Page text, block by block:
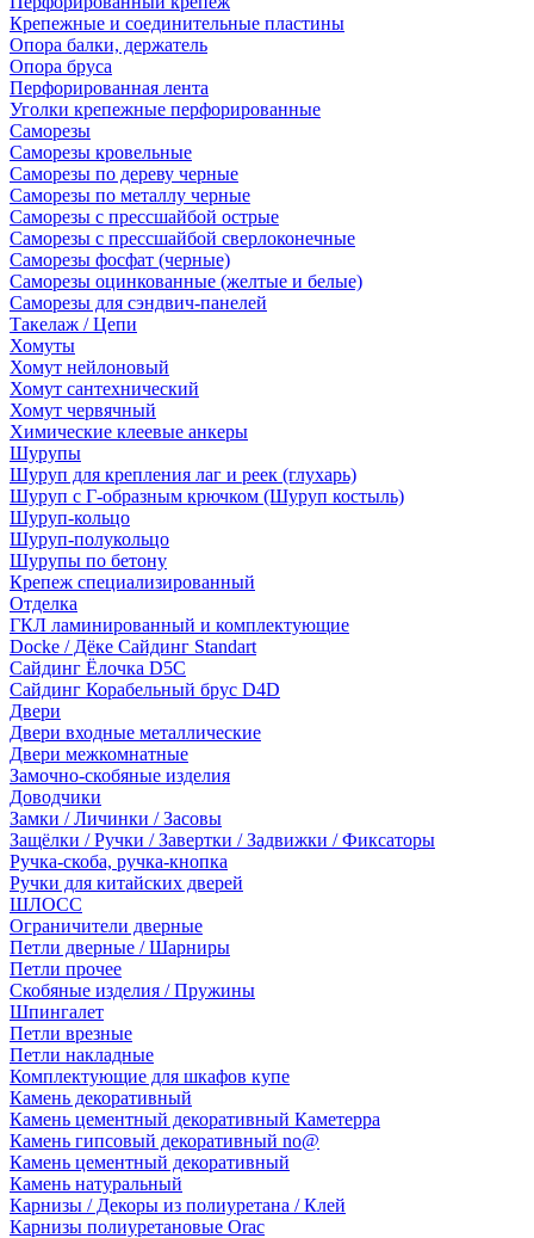
Крепежные и соединительные пластины
Опора балки, держатель
Опора бруса
Перфорированная лента
Уголки крепежные перфорированные
Саморезы
Саморезы кровельные
Саморезы по дереву черные
Саморезы по металлу черные
Саморезы с прессшайбой острые
Саморезы с прессшайбой сверлоконечные
Саморезы фосфат (черные)
Саморезы оцинкованные (желтые и белые)
Саморезы для сэндвич-панелей
Такелаж / Цепи
Хомуты
Хомут нейлоновый
Хомут сантехнический
Хомут червячный
Химические клеевые анкеры
Шурупы
Шуруп для крепления лаг и реек (глухарь)
Шуруп с Г-образным крючком (Шуруп костыль)
Шуруп-кольцо
Шуруп-полукольцо
Шурупы по бетону
Крепеж специализированный
Отделка
ГКЛ ламинированный и комплектующие
Docke / Дёке Сайдинг Standart
Сайдинг Ёлочка D5C
Сайдинг Корабельный брус D4D
Двери
Двери входные металлические
Двери межкомнатные
Замочно-скобяные изделия
Доводчики
Замки / Личинки / Засовы
Защёлки / Ручки / Завертки / Задвижки / Фиксаторы
Ручка-скоба, ручка-кнопка
Ручки для китайских дверей
ШЛОСС
Ограничители дверные
Петли дверные / Шарниры
Петли прочее
Скобяные изделия / Пружины
Шпингалет
Петли врезные
Петли накладные
Комплектующие для шкафов купе
Камень декоративный
Камень цементный декоративный Каметерра
Камень гипсовый декоративный no@
Камень цементный декоративный
Камень натуральный
Карнизы / Декоры из полиуретана / Клей
Карнизы полиуретановые Orac